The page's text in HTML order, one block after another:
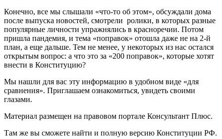
Конечно, все мы слышали «что-то об этом», обсуждали дома
после выпуска новостей, смотрели ролики, в которых разные
популярные личности упражнялись в красноречии. Потом
пришла пандемия, и тема «поправок» отошла даже не на 2-й
план, а еще дальше. Тем не менее, у некоторых из нас остался
открытым вопрос: а что это за «200 поправок», которые хотят
внести в Конституцию?
Мы нашли для вас эту информацию в удобном виде «для
сравнения». Приглашаем ознакомиться, увидеть своими
глазами.
Материал размещен на правовом портале Консультант Плюс.
Там же вы сможете найти и полную версию Конституции РФ.